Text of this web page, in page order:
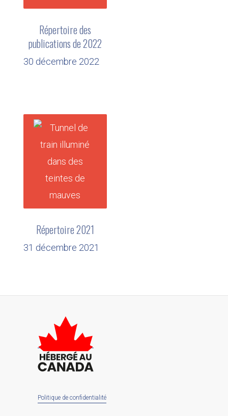
Répertoire des
publications de 2022
30 décembre 2022
Répertoire 2021
31 décembre 2021
Politique de confidentialité